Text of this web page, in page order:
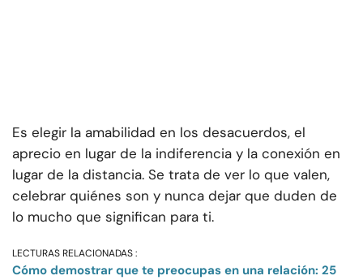
Es elegir la amabilidad en los desacuerdos, el
aprecio en lugar de la indiferencia y la conexión en
lugar de la distancia. Se trata de ver lo que valen,
celebrar quiénes son y nunca dejar que duden de
lo mucho que significan para ti.
LECTURAS RELACIONADAS :
Cómo demostrar que te preocupas en una relación: 25